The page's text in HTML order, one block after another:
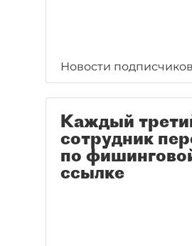
Новости подписчиков
Каждый
сотрудник
по
ссылке